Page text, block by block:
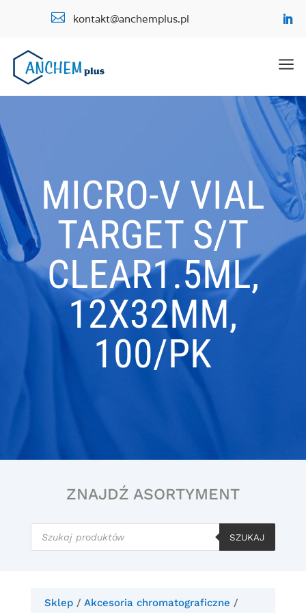
 kontakt@anchemplus.pl
a
MICRO-V VIAL
TARGET S/T
CLEAR1.5ML,
12X32MM,
100/PK
ZNAJDŹ ASORTYMENT
Wyszukiwarka
produktów
SZUKAJ
Sklep/ Akcesoria chromatograficzne /